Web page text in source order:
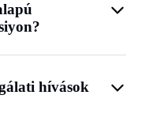
hívások